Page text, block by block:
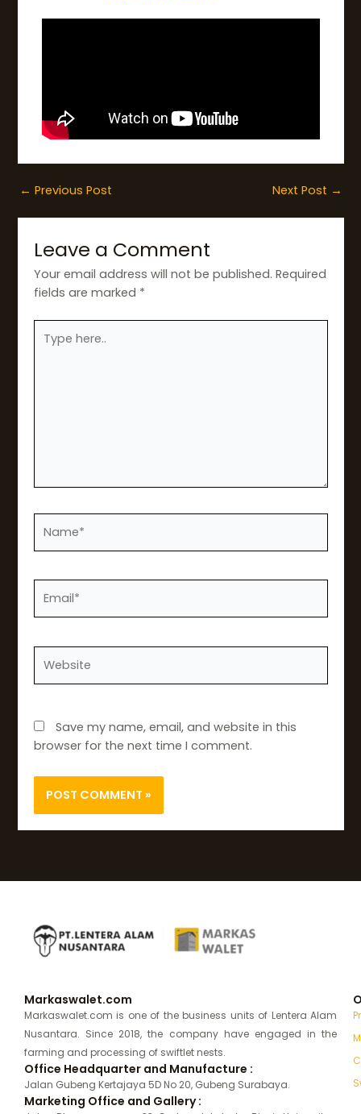
← Previous Post Next Post →
Leave a Comment
Your email address will not be published. Required
fields are marked *
here..
Save my name, email, and website in this
browser for the next time I comment.
Markaswalet.com
Markaswalet.com is one of the business units of Lentera Alam
Nusantara. Since 2018, the company have engaged in the
farming and processing of swiftlet nests.
Office Headquarter and Manufacture :
Jalan Gubeng Kertajaya 5D No 20, Gubeng Surabaya.
Marketing Office and Gallery :